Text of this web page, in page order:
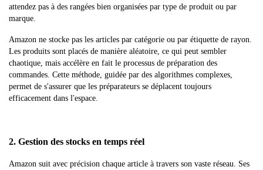
attendez pas à des rangées bien organisées par type de produit ou par
marque.
Amazon ne stocke pas les articles par catégorie ou par étiquette de rayon.
Les produits sont placés de manière aléatoire, ce qui peut sembler
chaotique, mais accélère en fait le processus de préparation des
commandes. Cette méthode, guidée par des algorithmes complexes,
permet de s'assurer que les préparateurs se déplacent toujours
efficacement dans l'espace.
2. Gestion des stocks en temps réel
Amazon suit avec précision chaque article à travers son vaste réseau. Ses